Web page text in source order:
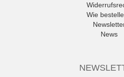
Wie
News